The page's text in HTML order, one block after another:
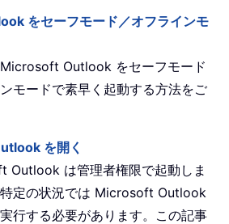
をセーフモード／オフラインモ
Outlook をセーフモード
モードで素早く起動する方法をご
を開く
Outlook は管理者権限で起動しま
定の状況では Microsoft Outlook
行する必要があります。この記事